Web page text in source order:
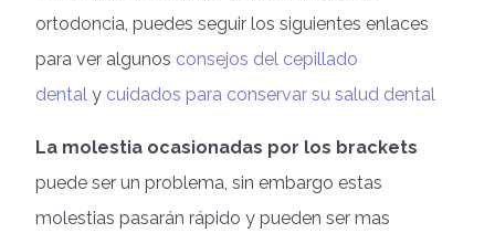
ortodoncia, puedes seguir los siguientes enlaces
para ver algunos consejos del cepillado
dental y cuidados para conservar su salud dental
La molestia ocasionadas por los brackets
puede ser un problema, sin embargo estas
molestias pasarán rápido y pueden ser mas